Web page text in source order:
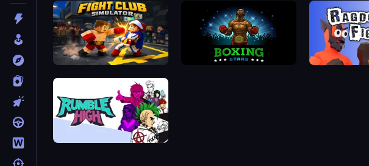
Fight Club Simulator Boxing Stars Ragdoll Fight